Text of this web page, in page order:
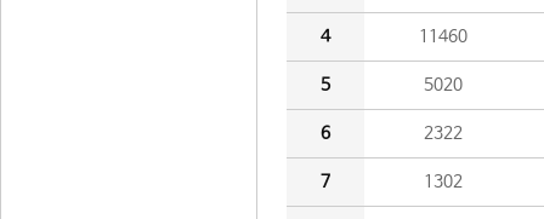
4 11460
5 5020
6 2322
7 1302